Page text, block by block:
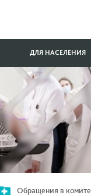
ДЛЯ НАСЕЛЕНИЯ
Обращения в